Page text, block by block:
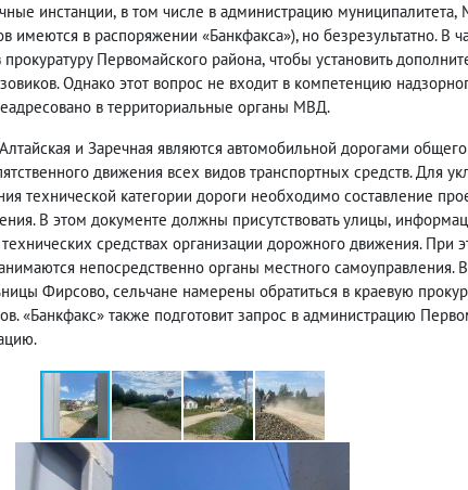
инстанции, в том числе в администрацию муниципалитета,
имеются в распоряжении «Банкфакса»), но безрезультатно. В
Первомайского района, чтобы установить
Однако этот вопрос не входит в компетенцию
в территориальные органы МВД.
и Заречная являются автомобильной дорогами
движения всех видов транспортных средств. Для
технической категории дороги необходимо составление
В этом документе должны присутствовать улицы,
средствах организации дорожного движения.При
непосредственно органы местного самоуправления.
Фирсово, сельчане намерены обратиться в краевую
«Банкфакс» также подготовит запрос в администрацию